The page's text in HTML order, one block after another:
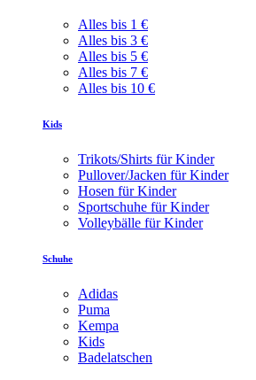
Alles bis 1 €
Alles bis 3 €
Alles bis 5 €
Alles bis 7 €
Alles bis 10 €
Kids
Trikots/Shirts für Kinder
Pullover/Jacken für Kinder
Hosen für Kinder
Sportschuhe für Kinder
Volleybälle für Kinder
Schuhe
Adidas
Puma
Kempa
Kids
Badelatschen